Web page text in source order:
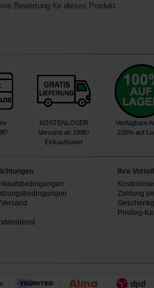
Bewertung für dieses Produkt
KOSTENLOSER
Versand ab 199€¹
Einkaufswert
Verfügbare
100% auf
Ihre
Zahlung
Privileg-